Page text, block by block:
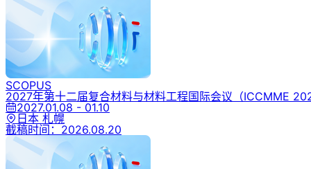
SCOPUS
2027年第十二届复合材料与材料工程国际会议 （ICCMME
2027.01.08 - 01.10
日本 札幌
截稿时间： 2026.08.20